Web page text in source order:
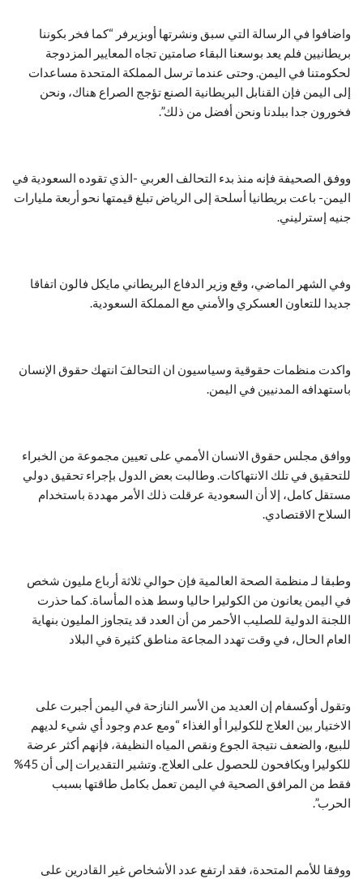
واضافوا في الرسالة التي سبق ونشرتها أوبزيرفر “كما فخر بكوننا
بريطانيين فلم يعد بوسعنا البقاء صامتين تجاه المعايير المزدوجة
لحكومتنا في اليمن. وحتى عندما ترسل المملكة المتحدة مساعدات
إلى اليمن فإن القنابل البريطانية الصنع تؤجج الصراع هناك، ونحن
فخورون جدا ببلدنا ونحن أفضل من ذلك”.
ووفق الصحيفة فإنه منذ بدء التحالف العربي -الذي تقوده السعودية في
اليمن- باعت بريطانيا أسلحة إلى الرياض تبلغ قيمتها نحو أربعة مليارات
جنيه إسترليني.
وفي الشهر الماضي، وقع وزير الدفاع البريطاني مايكل فالون اتفاقا
جديدا للتعاون العسكري والأمني مع المملكة السعودية.
واكدت منظمات حقوقية وسياسيون ان التحالفَ انتهك حقوق الإنسان
باستهدافه المدنيين في اليمن.
ووافق مجلس حقوق الانسان الأممي على تعيين مجموعة من الخبراء
للتحقيق في تلك الانتهاكات. وطالبت بعض الدول بإجراء تحقيق دولي
مستقل كامل، إلا أن السعودية عرقلت ذلك الأمر مهددة باستخدام
السلاح الاقتصادي.
وطبقا لـ منظمة الصحة العالمية فإن حوالي ثلاثة أرباع مليون شخص
في اليمن يعانون من الكوليرا حاليا وسط هذه المأساة. كما حذرت
اللجنة الدولية للصليب الأحمر من أن العدد قد يتجاوز المليون بنهاية
العام الحال، في وقت تهدد المجاعة مناطق كثيرة في البلاد
وتقول أوكسفام إن العديد من الأسر النازحة في اليمن أجبرت على
الاختيار بين العلاج للكوليرا أو الغذاء “ومع عدم وجود أي شيء لديهم
للبيع، والضعف نتيجة الجوع ونقص المياه النظيفة، فإنهم أكثر عرضة
للكوليرا ويكافحون للحصول على العلاج. وتشير التقديرات إلى أن 45%
فقط من المرافق الصحية في اليمن تعمل بكامل طاقتها بسبب
الحرب”.
ووفقا للأمم المتحدة، فقد ارتفع عدد الأشخاص غير القادرين على